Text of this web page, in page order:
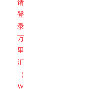
请
登
录
万
里
汇
（
W